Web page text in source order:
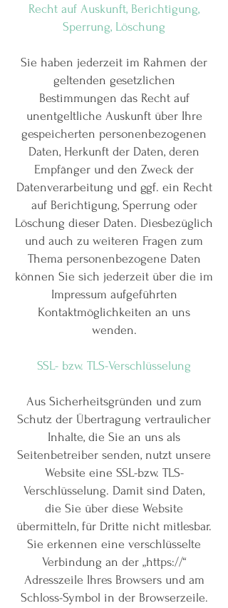
Recht auf Auskunft, Berichtigung,
Sperrung, Löschung
Sie haben jederzeit im Rahmen der
geltenden gesetzlichen
Bestimmungen das Recht auf
unentgeltliche Auskunft über Ihre
gespeicherten personenbezogenen
Daten, Herkunft der Daten, deren
Empfänger und den Zweck der
Datenverarbeitung und ggf. ein Recht
auf Berichtigung, Sperrung oder
Löschung dieser Daten. Diesbezüglich
und auch zu weiteren Fragen zum
Thema personenbezogene Daten
können Sie sich jederzeit über die im
Impressum aufgeführten
Kontaktmöglichkeiten an uns
wenden.
SSL- bzw. TLS-Verschlüsselung
Aus Sicherheitsgründen und zum
Schutz der Übertragung vertraulicher
Inhalte, die Sie an uns als
Seitenbetreiber senden, nutzt unsere
Website eine SSL-bzw. TLS-
Verschlüsselung. Damit sind Daten,
die Sie über diese Website
übermitteln, für Dritte nicht mitlesbar.
Sie erkennen eine verschlüsselte
Verbindung an der „https://“
Adresszeile Ihres Browsers und am
Schloss-Symbol in der Browserzeile.